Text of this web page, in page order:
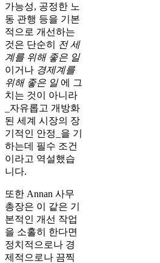
가능성, 공정한 노
동 관행 등을 기본
적으로 개선하는
것은 단순히
전 세
계를 위해 좋은 일
이거나 경제계를
위해 좋은 일에 그
치는 것이 아니라
_자유롭고 개방화
된 세계 시장의 장
기적인 안정_을 기
하는데 필수 조건
이라고 역설했습
니다.
또한 Annan 사무
총장은 이 같은 기
본적인 개선 작업
을 소홀히 한다면
정치적으로나 경
제적으로나 끔찍